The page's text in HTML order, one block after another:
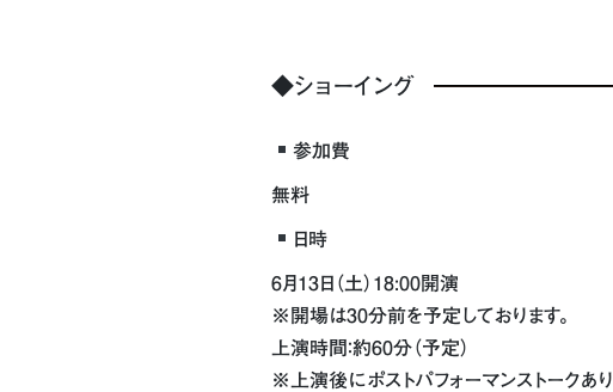
◆ショーイング
参加費
無料
日時
6月13日（土）18:00開演
※開場は30分前を予定しております。
上演時間：約60分（予定）
※上演後にポストパフォーマンストークあり